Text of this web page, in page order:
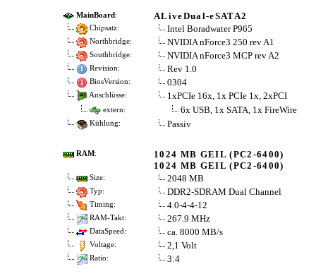
MainBoard: ALiveDual-eSATA2
Chipsatz: Intel Boradwater P965
Northbridge: NVIDIA nForce3 250 rev A1
Southbridge: NVIDIA nForce3 MCP rev A2
Revision: Rev 1.0
BiosVersion: 0304
Anschlüsse: 1xPCIe 16x, 1x PCIe 1x, 2xPCI
extern: 6x USB, 1x SATA, 1x FireWire
Kühlung: Passiv
RAM:
1024 MB GEIL (PC2-6400)
1024 MB GEIL (PC2-6400)
Size: 2048 MB
Typ: DDR2-SDRAM Dual Channel
Timing: 4.0-4-4-12
RAM-Takt: 267.9 MHz
DataSpeed: ca. 8000 MB/s
Voltage: 2,1 Volt
Ratio: 3:4